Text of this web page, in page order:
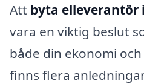
Att byta elleverantör
vara en viktig beslut
både din ekonomi
finns flera